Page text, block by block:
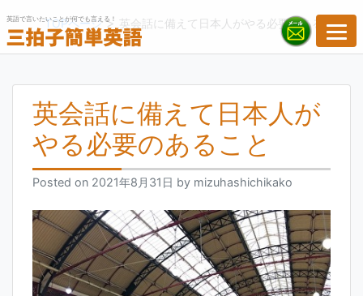
to
content
英語で言いたいことが何でも言える！
TOPページ> 英会話に備えて日本人がやる必要のあること
英会話に備えて日本人が
やる必要のあること
Posted on 2021年8月31日 by mizuhashichikako